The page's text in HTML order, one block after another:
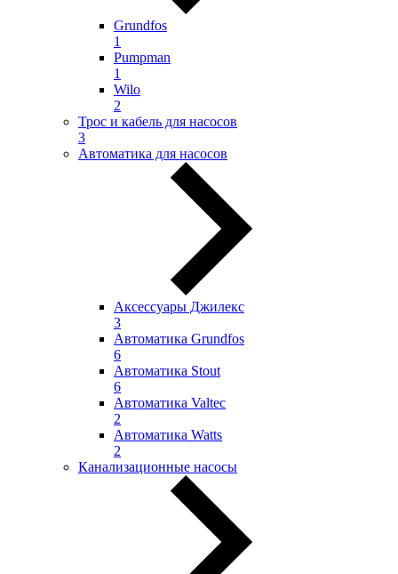
Grundfos
1
Pumpman
1
Wilo
2
Трос и кабель для насосов
3
Автоматика для насосов
Аксессуары Джилекс
3
Автоматика Grundfos
6
Автоматика Stout
6
Автоматика Valtec
2
Автоматика Watts
2
Канализационные насосы